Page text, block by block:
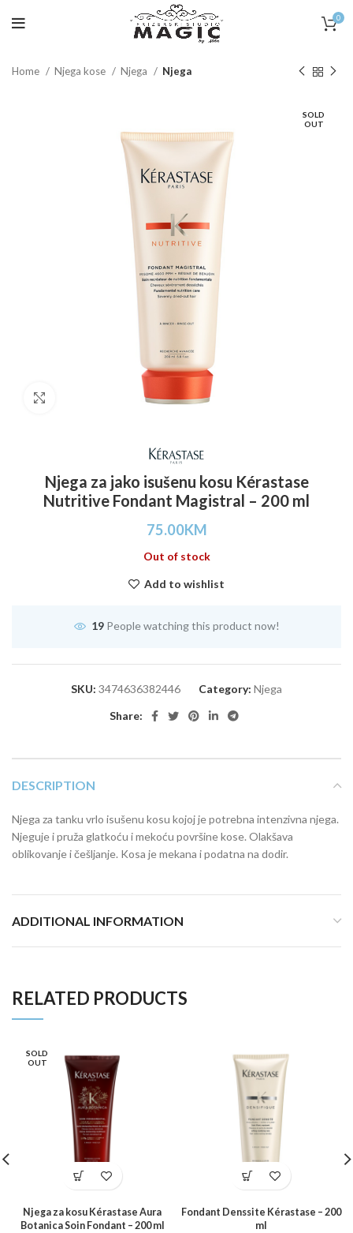
0
Home Njega kose Njega Njega
SOLD
OUT
Njega za jako isušenu kosu Kérastase
Nutritive Fondant Magistral – 200 ml
75.00KM
Out of stock
Add to wishlist
19 People watching this product now!
SKU: 3474636382446 Category: Njega
Share:
DESCRIPTION
Njega za tanku vrlo isušenu kosu kojoj je potrebna intenzivna njega.
Njeguje i pruža glatkoću i mekoću površine kose. Olakšava
oblikovanje i češljanje. Kosa je mekana i podatna na dodir.
ADDITIONAL INFORMATION
RELATED PRODUCTS
SOLD
OUT
Njega za kosu Kérastase Aura
Botanica Soin Fondant – 200 ml
Fondant Denssite Kérastase – 200
ml